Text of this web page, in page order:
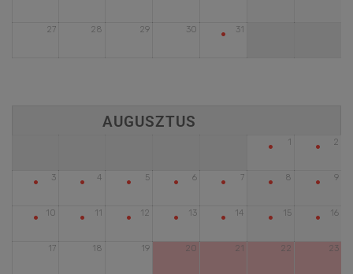
27 28 29 30 31
•
1
• 2
•
3
• 4
• 5
• 6
• 7
• 8
• 9
•
10
• 11
• 12
• 13
• 14
• 15
• 16
•
17 18 19 20 21 22 23